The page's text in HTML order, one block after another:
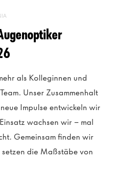
als Kolleginnen und
Unser Zusammenhalt
Impulse entwickeln wir
wachsen wir – mal
Gemeinsam finden wir
die Maßstäbe von